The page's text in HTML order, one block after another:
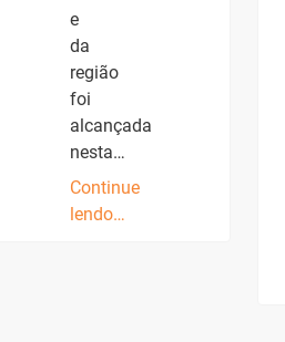
e
da
região
foi
alcançada
nesta…
Continue
lendo…